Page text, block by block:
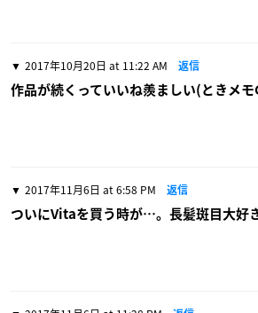
2017年10月20日 at 11:22 AM 返信
作品が続くっていいね羨ましい(ときメモ
2017年11月6日 at 6:58 PM 返信
ついにVitaを買う時が…。長髪斑目大好